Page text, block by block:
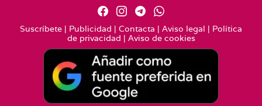
Suscríbete | Publicidad | Contacta | Aviso legal | Política
de privacidad | Aviso de cookies